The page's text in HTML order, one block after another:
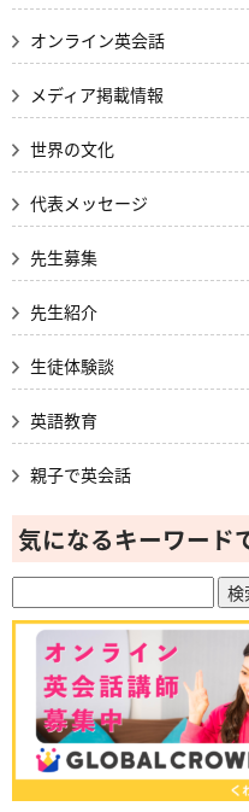
オンライン英会話
メディア掲載情報
世界の文化
代表メッセージ
先生募集
先生紹介
生徒体験談
英語教育
親子で英会話
気になるキーワード